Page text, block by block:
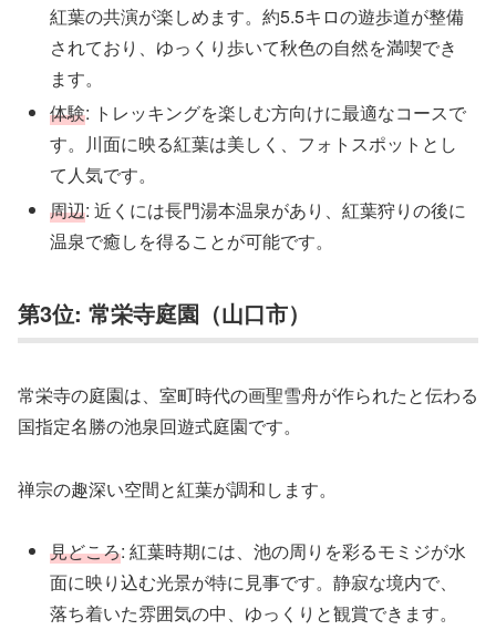
紅葉の共演が楽しめます。約5.5キロの遊歩道が整備
されており、ゆっくり歩いて秋色の自然を満喫でき
ます。
体験: トレッキングを楽しむ方向けに最適なコースで
す。川面に映る紅葉は美しく、フォトスポットとし
て人気です。
周辺: 近くには長門湯本温泉があり、紅葉狩りの後に
温泉で癒しを得ることが可能です。
第3位: 常栄寺庭園（山口市）
常栄寺の庭園は、室町時代の画聖雪舟が作られたと伝わる
国指定名勝の池泉回遊式庭園です。
禅宗の趣深い空間と紅葉が調和します。
見どころ: 紅葉時期には、池の周りを彩るモミジが水
面に映り込む光景が特に見事です。静寂な境内で、
落ち着いた雰囲気の中、ゆっくりと観賞できます。